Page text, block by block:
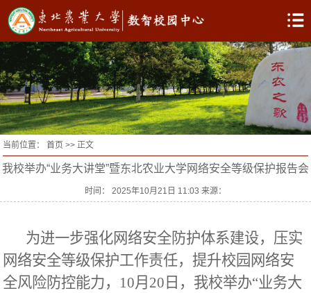
当前位置：首页 >> 正文
我校举办“业务大讲堂”暨东北农业大学网络安全等级保护报告会
时间： 2025年10月21日 11:03 来源：
为进一步强化网络安全防护体系建设，压实
网络安全等级保护工作责任，提升校园网络安
全风险防控能力， 10月20日，我校举办“业务大